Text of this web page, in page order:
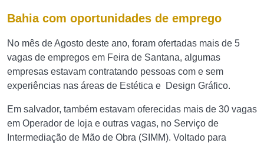
Bahia com oportunidades de emprego
No mês de Agosto deste ano, foram ofertadas mais de 5
vagas de empregos em Feira de Santana, algumas
empresas estavam contratando pessoas com e sem
experiências nas áreas de Estética e Design Gráfico.
Em salvador, também estavam oferecidas mais de 30 vagas
em Operador de loja e outras vagas, no Serviço de
Intermediação de Mão de Obra (SIMM). Voltado para